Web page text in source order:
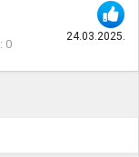
24.03.2025.
0